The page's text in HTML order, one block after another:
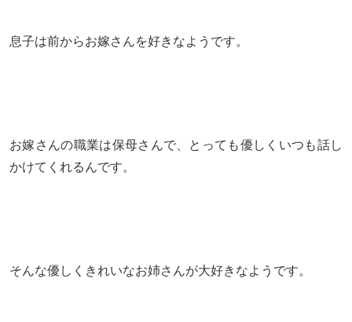
息子は前からお嫁さんを好きなようです。
お嫁さんの職業は保母さんで、とっても優しくいつも話し
かけてくれるんです。
そんな優しくきれいなお姉さんが大好きなようです。